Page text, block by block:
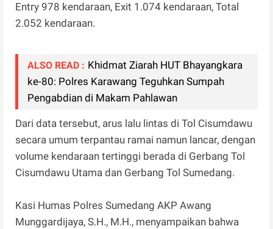
Entry 978 kendaraan, Exit 1.074 kendaraan, Total
2.052 kendaraan.
ALSO READ : Khidmat Ziarah HUT Bhayangkara
ke-80: Polres Karawang Teguhkan Sumpah
Pengabdian di Makam Pahlawan
Dari data tersebut, arus lalu lintas di Tol Cisumdawu
secara umum terpantau ramai namun lancar, dengan
volume kendaraan tertinggi berada di Gerbang Tol
Cisumdawu Utama dan Gerbang Tol Sumedang.
Kasi Humas Polres Sumedang AKP Awang
Munggardijaya, S.H., M.H., menyampaikan bahwa